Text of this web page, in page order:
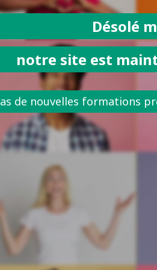
Désolé
notre site est
de nouvelles formations